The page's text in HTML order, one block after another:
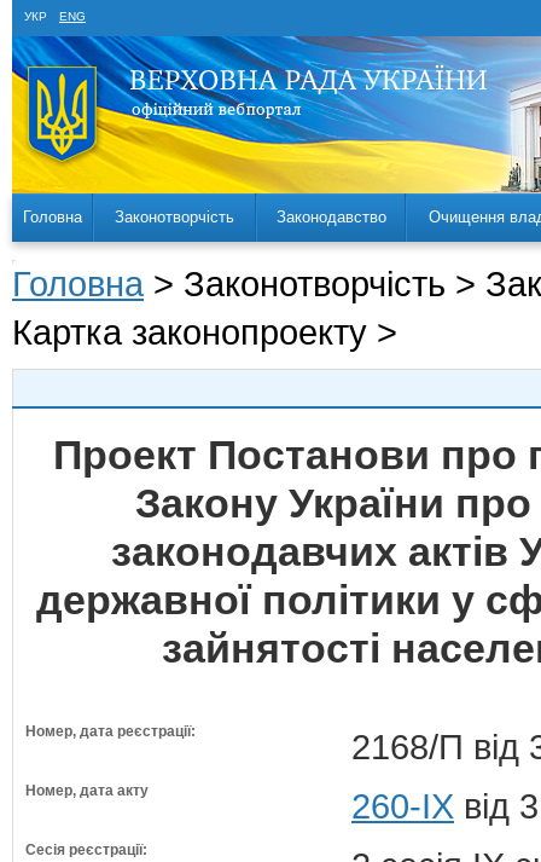
УКР ENG
Головна Законотворчість Законодавство Очищення
Головна > Законотворчість >
Картка законопроекту >
Проект Постанови про
Закону України
законодавчих
державної політики у
зайнятості
Номер, дата реєстрації: 2168/П від
Номер, дата акту 260-IX від
Сесія реєстрації: